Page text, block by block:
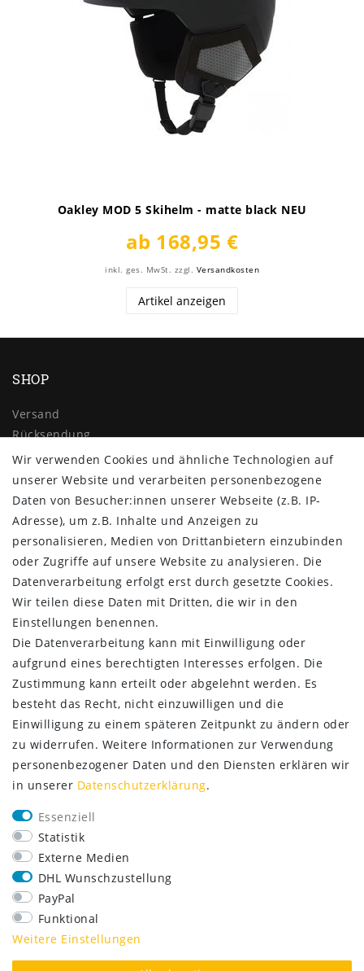
Oakley MOD 5 Skihelm - matte black NEU
ab 168,95 €
inkl. ges. MwSt. zzgl. Versandkosten
Artikel anzeigen
SHOP
Versand
Rücksendung
Widerrufs­recht
Impressum
Daten­schutz­erklärung
AGB
Kontakt
ZAHLUNG & VERSAND
SERVICE
Lieferung nur 2,95 €
Rücksendung kostenfrei
14 Tage Rückgaberecht
Kurze Lieferzeit
FOLGE UNS
Wir verwenden Cookies und ähnliche Technologien auf
unserer Website und verarbeiten personenbezogene
Daten von Besucher:innen unserer Webseite (z.B. IP-
Adresse), um z.B. Inhalte und Anzeigen zu
personalisieren, Medien von Drittanbietern einzubinden
oder Zugriffe auf unsere Website zu analysieren. Die
Datenverarbeitung erfolgt erst durch gesetzte Cookies.
Wir teilen diese Daten mit Dritten, die wir in den
Einstellungen benennen.
Die Datenverarbeitung kann mit Einwilligung oder
aufgrund eines berechtigten Interesses erfolgen. Die
Zustimmung kann erteilt oder abgelehnt werden. Es
besteht das Recht, nicht einzuwilligen und die
Einwilligung zu einem späteren Zeitpunkt zu ändern oder
zu widerrufen. Weitere Informationen zur Verwendung
personenbezogener Daten und den Diensten erklären wir
in unserer Daten­schutz­erklärung.
Essenziell
Statistik
Externe Medien
DHL Wunschzustellung
PayPal
Funktional
Weitere Einstellungen